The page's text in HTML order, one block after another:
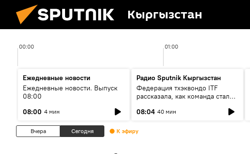
Кыргызстан
00:00 01:00
Ежедневные новости
Ежедневные новости. Выпуск
08:00
08:00 4 мин
Радио Sputnik Кыргызстан
Федерация тхэквондо ITF
рассказала, как команда стала
08:04 40 мин
Вчера Сегодня К эфиру